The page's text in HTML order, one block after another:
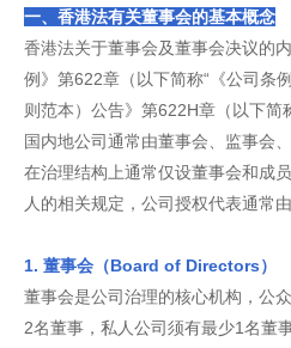
一、香港法有关董事会的基本概念
香港法关于董事会及董事会决议的
例》第622章（以下简称“《公司条
则范本）公告》第622H章（以下简
国内地公司通常由董事会、监事会
在治理结构上通常仅设董事会和成
人的相关规定，公司授权代表通常由
1. 董事会（Board of Directors）
董事会是公司治理的核心机构，公
2名董事，私人公司须有最少1名董